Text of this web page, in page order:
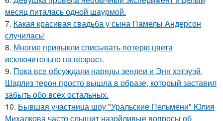
месяц питалась одной шаурмой.
7. Какая красивая свадьба у сына Памелы Андерсон
случилась!
8. Многие привыкли списывать потерю цвета
исключительно на возраст.
9. Пока все обсуждали наряды зендеи и Энн хэтэуэй,
Шарлиз терон просто вышла в образе, который заставил
забыть обо всех остальных.
10. Бывшая участница шоу "Уральские Пельмени" Юлия
Михалкова часто слышит назойливые вопросы об